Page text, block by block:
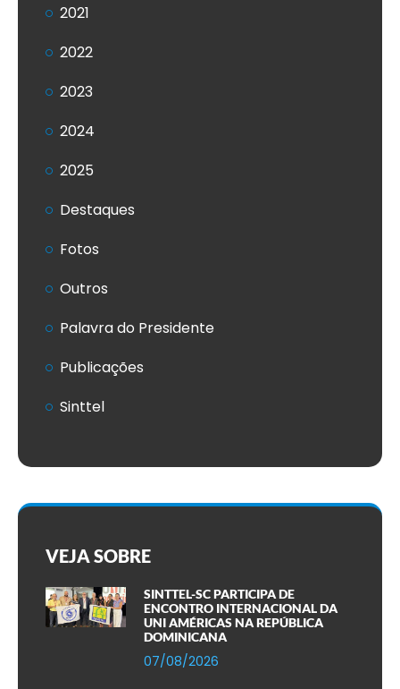
2021
2022
2023
2024
2025
Destaques
Fotos
Outros
Palavra do Presidente
Publicações
Sinttel
VEJA SOBRE
SINTTEL-SC PARTICIPA DE
ENCONTRO INTERNACIONAL DA
UNI AMÉRICAS NA REPÚBLICA
DOMINICANA
07/08/2026